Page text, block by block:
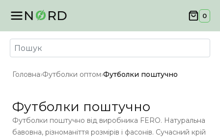
N RD 0
Головна›Футболки оптом›Футболки поштучно
Футболки поштучно
Футболки поштучно від виробника FERO. Натуральна
бавовна, різноманіття розмірів і фасонів. Сучасний крій